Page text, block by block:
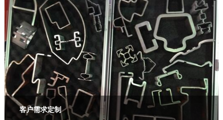
客户需求定制